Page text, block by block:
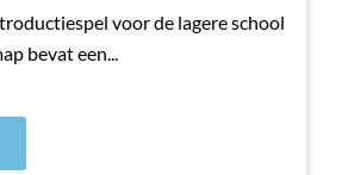
voor de lagere school
bevat een...